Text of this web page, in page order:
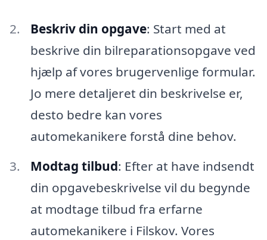
Beskriv din opgave: Start med at
beskrive din bilreparationsopgave ved
hjælp af vores brugervenlige formular.
Jo mere detaljeret din beskrivelse er,
desto bedre kan vores
automekanikere forstå dine behov.
Modtag tilbud: Efter at have indsendt
din opgavebeskrivelse vil du begynde
at modtage tilbud fra erfarne
automekanikere i Filskov. Vores